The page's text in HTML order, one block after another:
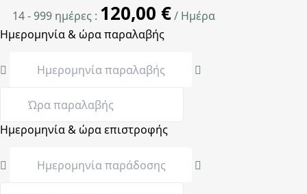
14 - 999 ημέρες : 120,00 €/ Ημέρα
Ημερομηνία & ώρα παραλαβής
Ημερομηνία & ώρα επιστροφής